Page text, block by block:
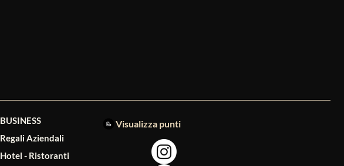
BUSINESS
Regali Aziendali
Hotel - Ristoranti
Visualizza punti